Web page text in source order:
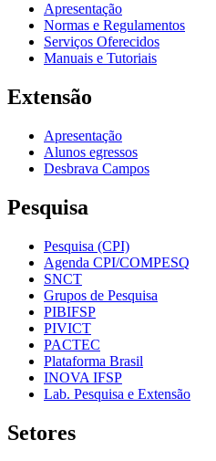
Apresentação
Normas e Regulamentos
Serviços Oferecidos
Manuais e Tutoriais
Extensão
Apresentação
Alunos egressos
Desbrava Campos
Pesquisa
Pesquisa (CPI)
Agenda CPI/COMPESQ
SNCT
Grupos de Pesquisa
PIBIFSP
PIVICT
PACTEC
Plataforma Brasil
INOVA IFSP
Lab. Pesquisa e Extensão
Setores